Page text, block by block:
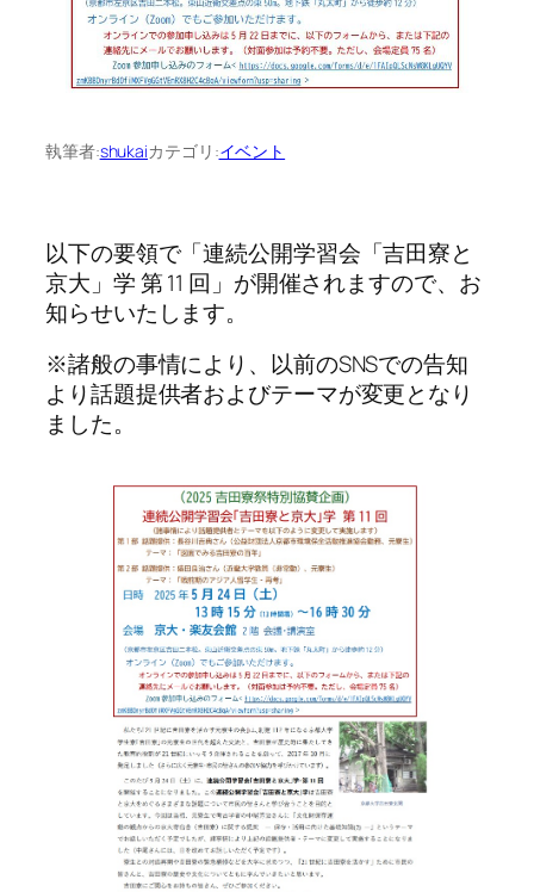
執筆者:shukaiカテゴリ:イベント
以下の要領で「連続公開学習会「吉田寮と
京大」学 第 11 回」が開催されますので、お
知らせいたします。
※諸般の事情により、以前のSNSでの告知
より話題提供者およびテーマが変更となり
ました。